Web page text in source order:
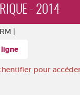
- 2014
|
pour